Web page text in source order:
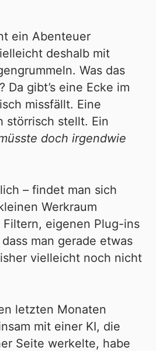
ein Abenteuer
deshalb mit
Was das
Da gibt’s eine Ecke im
missfällt. Eine
störrisch stellt. Ein
doch irgendwie
– findet man sich
Werkraum
eigenen Plug-ins
man gerade etwas
vielleicht noch nicht
letzten Monaten
mit einer KI, die
Seite werkelte, habe